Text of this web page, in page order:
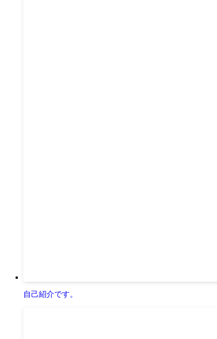
自己紹介です。